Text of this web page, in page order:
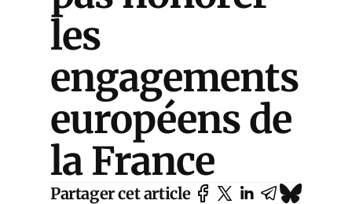
les
engagements
européens de
la France
Partager cet article